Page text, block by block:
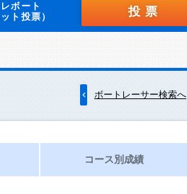
ボート
ット投票）
投票
ボートレーサー検索へ
コース別成績